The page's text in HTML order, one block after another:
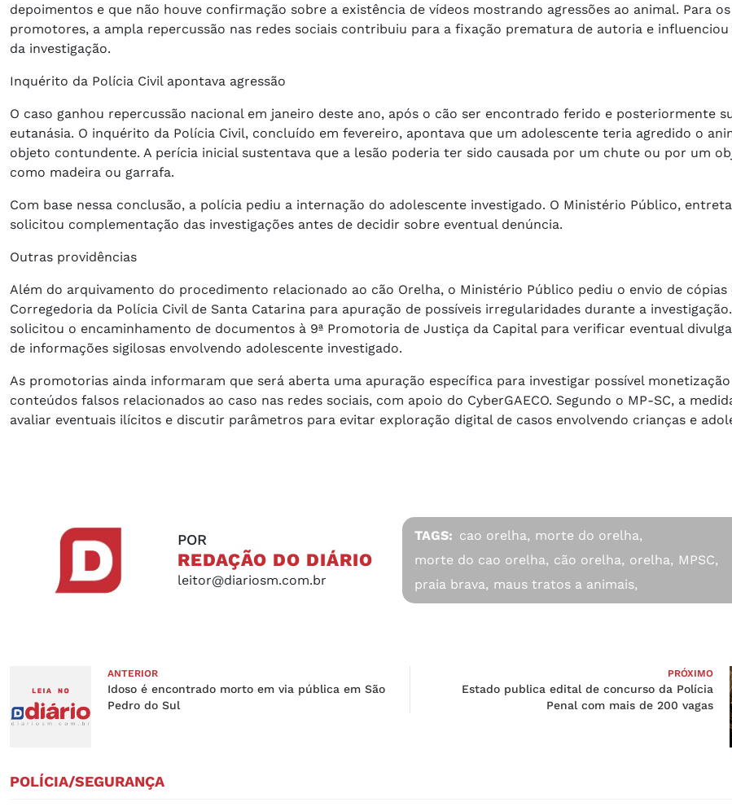
depoimentos e que não houve confirmação sobre a existência de vídeos mostrando agressões ao animal. Para os
promotores, a ampla repercussão nas redes sociais contribuiu para a fixação prematura de autoria e
da investigação.
Inquérito da Polícia Civil apontava agressão
O caso ganhou repercussão nacional em janeiro deste ano, após o cão ser encontrado ferido e posteriormente
eutanásia. O inquérito da Polícia Civil, concluído em fevereiro, apontava que um adolescente teria agredido o
objeto contundente. A perícia inicial sustentava que a lesão poderia ter sido causada por um chute ou por um
como madeira ou garrafa.
Com base nessa conclusão, a polícia pediu a internação do adolescente investigado. O Ministério Público,
solicitou complementação das investigações antes de decidir sobre eventual denúncia.
Outras providências
Além do arquivamento do procedimento relacionado ao cão Orelha, o Ministério Público pediu o envio de cópias
Corregedoria da Polícia Civil de Santa Catarina para apuração de possíveis irregularidades durante a
solicitou o encaminhamento de documentos à 9ª Promotoria de Justiça da Capital para verificar eventual
de informações sigilosas envolvendo adolescente investigado.
As promotorias ainda informaram que será aberta uma apuração específica para investigar possível
conteúdos falsos relacionados ao caso nas redes sociais, com apoio do CyberGAECO. Segundo o MP-SC, a
avaliar eventuais ilícitos e discutir parâmetros para evitar exploração digital de casos envolvendo crianças e
POR
REDAÇÃO DO DIÁRIO
leitor@diariosm.com.br
TAGS: cao orelha, morte do orelha,
morte do cao orelha, cão orelha, orelha, MPSC,
praia brava, maus tratos a animais,
ANTERIOR
Idoso é encontrado morto em via pública em São
Pedro do Sul
PRÓXIMO
Estado publica edital de concurso da Polícia
Penal com mais de 200 vagas
POLÍCIA/SEGURANÇA